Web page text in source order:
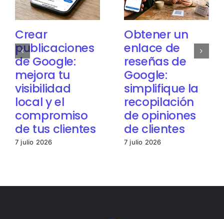
Crear
publicaciones
de Google:
mejora tu
visibilidad
local y el
compromiso
de tus clientes
7 julio 2026
Obtener un
enlace de
reseñas de
Google:
simplifique la
recopilación
de opiniones
de clientes
7 julio 2026